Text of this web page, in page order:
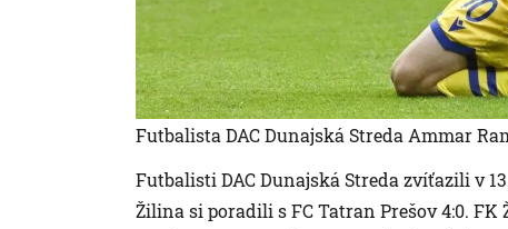
Futbalista DAC Dunajská Streda Ammar
Futbalisti DAC Dunajská Streda zvíťazili v
Žilina si poradili s FC Tatran Prešov 4:0.